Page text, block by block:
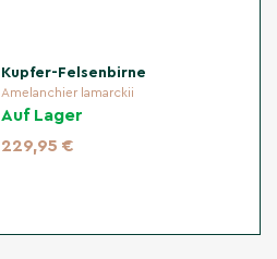
Kupfer-Felsenbirne
Amelanchier lamarckii
Auf Lager
229,95 €